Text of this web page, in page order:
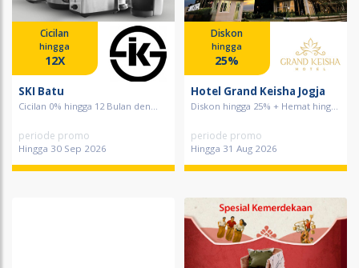
Cicilan
hingga
12X
SKI Batu
Cicilan 0% hingga 12 Bulan den...
periode promo
Hingga 30 Sep 2026
Diskon
hingga
25%
Hotel Grand Keisha Jogja
Diskon hingga 25% + Hemat hing...
periode promo
Hingga 31 Aug 2026